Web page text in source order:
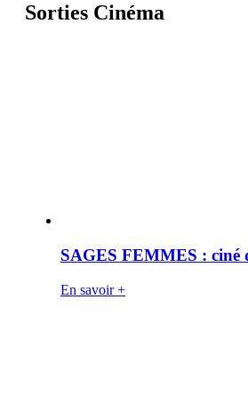
Sorties Cinéma
SAGES FEMMES : ciné
En savoir +